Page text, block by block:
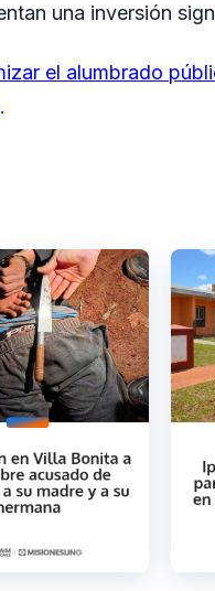
una inversión
el alumbrado
.